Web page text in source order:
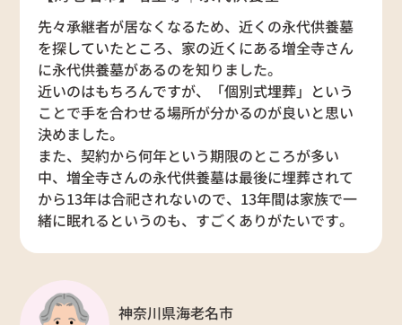
先々承継者が居なくなるため、近くの永代供養墓
を探していたところ、家の近くにある増全寺さん
に永代供養墓があるのを知りました。
近いのはもちろんですが、「個別式埋葬」という
ことで手を合わせる場所が分かるのが良いと思い
決めました。
また、契約から何年という期限のところが多い
中、増全寺さんの永代供養墓は最後に埋葬されて
から13年は合祀されないので、13年間は家族で一
緒に眠れるというのも、すごくありがたいです。
神奈川県海老名市